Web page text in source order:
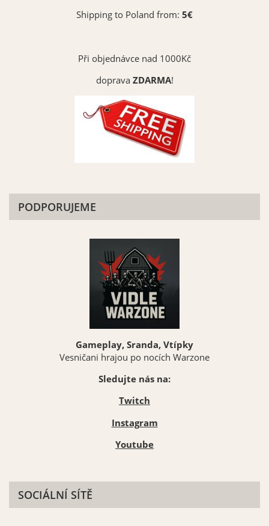
Shipping to Poland from: 5€
Při objednávce nad 1000Kč
dopravaZDARMA!
PODPORUJEME
Gameplay, Sranda, Vtípky
Vesničani hrajou po nocích Warzone
Sledujte nás na:
Twitch
Instagram
Youtube
SOCIÁLNÍ SÍTĚ